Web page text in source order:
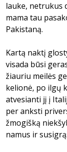
lauke, netrukus
mama tau
Pakistaną.
Kartą naktį
visada būsi
žiauriu meilės
kelionė, po ilgų
atvesianti jį į
per anksti
žmogišką
namus ir